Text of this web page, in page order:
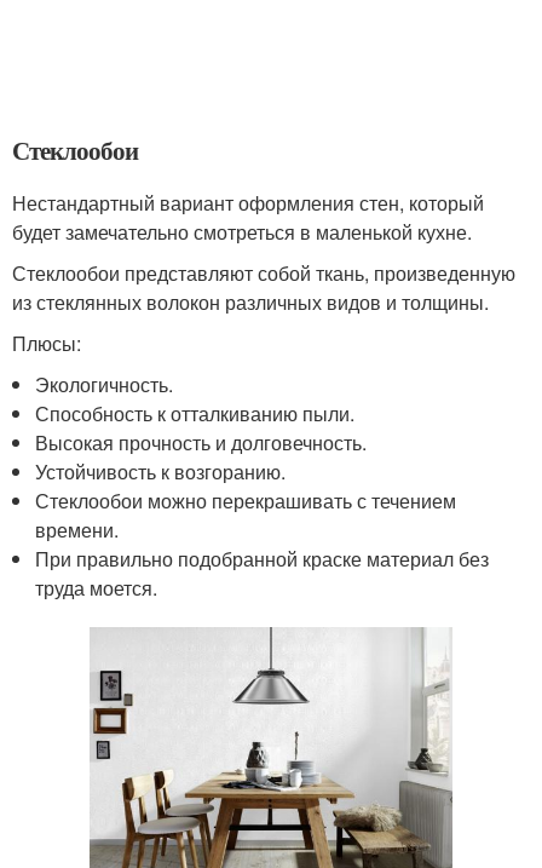
Стеклообои
Нестандартный вариант оформления стен, который
будет замечательно смотреться в маленькой кухне.
Стеклообои представляют собой ткань, произведенную
из стеклянных волокон различных видов и толщины.
Плюсы:
Экологичность.
Способность к отталкиванию пыли.
Высокая прочность и долговечность.
Устойчивость к возгоранию.
Стеклообои можно перекрашивать с течением
времени.
При правильно подобранной краске материал без
труда моется.